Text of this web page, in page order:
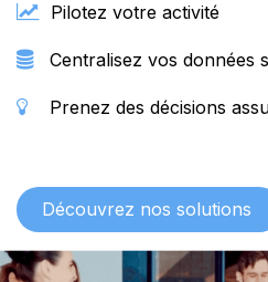
Pilotez votre activité
Centralisez vos données
Prenez des décisions
Découvre​​​​z nos solutions